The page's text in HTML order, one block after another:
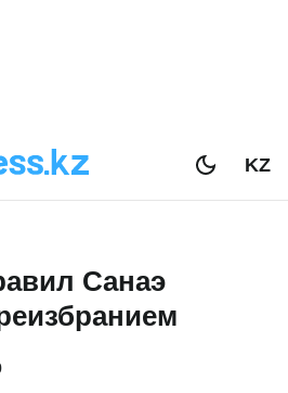
KZ
Санаэ